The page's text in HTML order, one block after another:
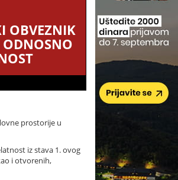
OBVEZNIK
ODNOSNO
prostorije u
iz stava 1. ovog
i otvorenih,